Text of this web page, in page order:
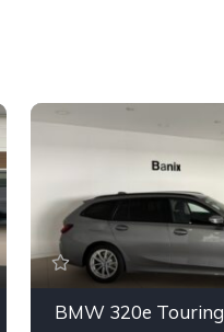
BMW 320e Touring